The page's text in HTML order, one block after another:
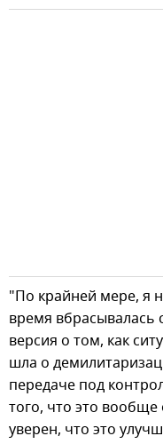
"По крайней мере, я
время вбрасывалась
версия о том, как
шла о
передаче под
того, что это
уверен, что это